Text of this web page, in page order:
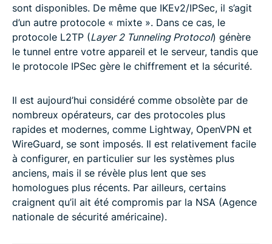
sont disponibles. De même que IKEv2/IPSec, il s’agit
d’un autre protocole « mixte ». Dans ce cas, le
protocole L2TP (Layer 2 Tunneling Protocol) génère
le tunnel entre votre appareil et le serveur, tandis que
le protocole IPSec gère le chiffrement et la sécurité.
Il est aujourd’hui considéré comme obsolète par de
nombreux opérateurs, car des protocoles plus
rapides et modernes, comme Lightway, OpenVPN et
WireGuard, se sont imposés. Il est relativement facile
à configurer, en particulier sur les systèmes plus
anciens, mais il se révèle plus lent que ses
homologues plus récents. Par ailleurs, certains
craignent qu’il ait été compromis par la NSA (Agence
nationale de sécurité américaine).